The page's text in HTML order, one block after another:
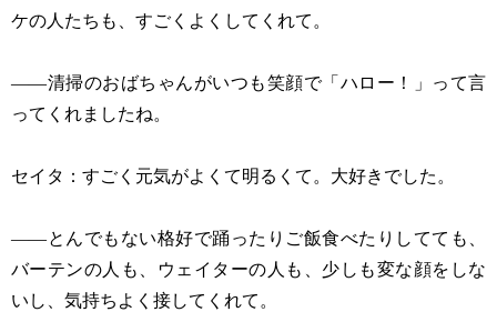
ケの人たちも、すごくよくしてくれて。
——清掃のおばちゃんがいつも笑顔で「ハロー！」って言
ってくれましたね。
セイタ：すごく元気がよくて明るくて。大好きでした。
——とんでもない格好で踊ったりご飯食べたりしてても、
バーテンの人も、ウェイターの人も、少しも変な顔をしな
いし、気持ちよく接してくれて。